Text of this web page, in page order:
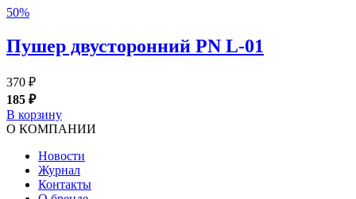
50%
Пушер двусторонний PN L-01
370 ₽
185 ₽
В корзину
О КОМПАНИИ
Новости
Журнал
Контакты